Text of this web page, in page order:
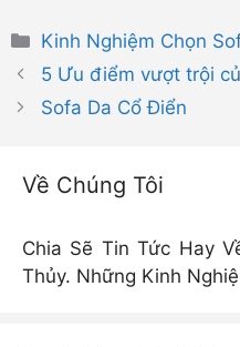
Danh
mục
Kinh Nghiệm Chọn
5 Ưu điểm vượt trội
Sofa Da Cổ Điển
Về Chúng Tôi
Chia Sẽ Tin Tức Hay
Thủy. Những Kinh